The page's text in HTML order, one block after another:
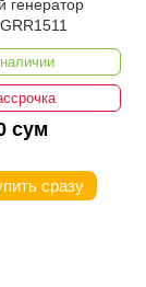
генератор
сум
сразу